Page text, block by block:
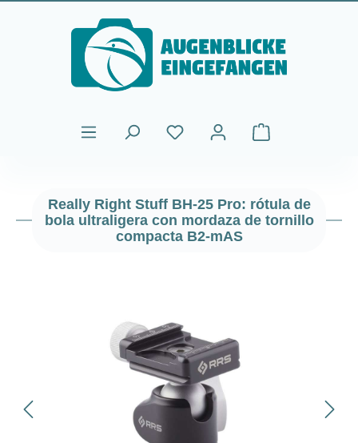
Saltar al contenido principal
El carrito de
Really Right Stuff BH-25 Pro: rótula de
bola ultraligera con mordaza de tornillo
compacta B2-mAS